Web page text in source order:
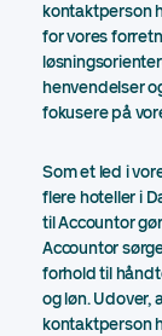
kontaktperson
for vores
henvendelser
fokusere på
Som et led i
flere hoteller i
til Accountor
Accountor
forhold til
og løn. Udover,
kontaktperson